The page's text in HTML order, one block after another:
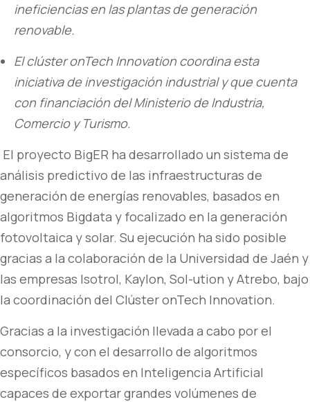
ineficiencias en las plantas de generación
renovable.
El clúster onTech Innovation coordina esta
iniciativa de investigación industrial y que cuenta
con financiación del Ministerio de Industria,
Comercio y Turismo.
El proyecto BigER ha desarrollado un sistema de
análisis predictivo de las infraestructuras de
generación de energías renovables, basados en
algoritmos Bigdata y focalizado en la generación
fotovoltaica y solar. Su ejecución ha sido posible
gracias a la colaboración de la Universidad de Jaén y
las empresas Isotrol, Kaylon, Sol-ution y Atrebo, bajo
la coordinación del Clúster onTech Innovation.
Gracias a la investigación llevada a cabo por el
consorcio, y con el desarrollo de algoritmos
específicos basados en Inteligencia Artificial
capaces de exportar grandes volúmenes de